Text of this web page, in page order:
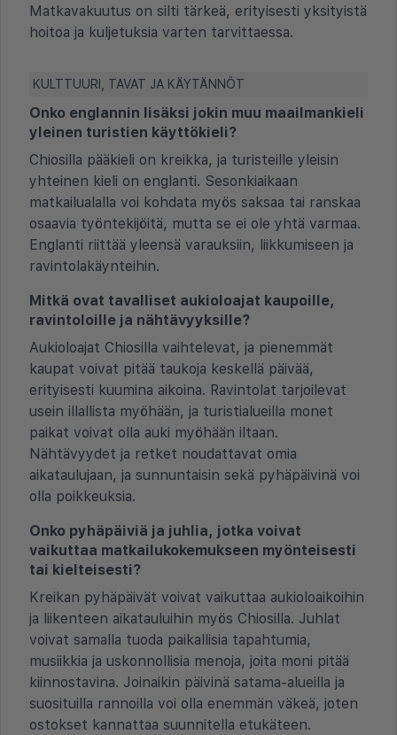
Matkavakuutus on silti tärkeä, erityisesti yksityistä
hoitoa ja kuljetuksia varten tarvittaessa.
KULTTUURI, TAVAT JA KÄYTÄNNÖT
Onko englannin lisäksi jokin muu maailmankieli
yleinen turistien käyttökieli?
Chiosilla pääkieli on kreikka, ja turisteille yleisin
yhteinen kieli on englanti. Sesonkiaikaan
matkailualalla voi kohdata myös saksaa tai ranskaa
osaavia työntekijöitä, mutta se ei ole yhtä varmaa.
Englanti riittää yleensä varauksiin, liikkumiseen ja
ravintolakäynteihin.
Mitkä ovat tavalliset aukioloajat kaupoille,
ravintoloille ja nähtävyyksille?
Aukioloajat Chiosilla vaihtelevat, ja pienemmät
kaupat voivat pitää taukoja keskellä päivää,
erityisesti kuumina aikoina. Ravintolat tarjoilevat
usein illallista myöhään, ja turistialueilla monet
paikat voivat olla auki myöhään iltaan.
Nähtävyydet ja retket noudattavat omia
aikataulujaan, ja sunnuntaisin sekä pyhäpäivinä voi
olla poikkeuksia.
Onko pyhäpäiviä ja juhlia, jotka voivat
vaikuttaa matkailukokemukseen myönteisesti
tai kielteisesti?
Kreikan pyhäpäivät voivat vaikuttaa aukioloaikoihin
ja liikenteen aikatauluihin myös Chiosilla. Juhlat
voivat samalla tuoda paikallisia tapahtumia,
musiikkia ja uskonnollisia menoja, joita moni pitää
kiinnostavina. Joinaikin päivinä satama-alueilla ja
suosituilla rannoilla voi olla enemmän väkeä, joten
ostokset kannattaa suunnitella etukäteen.